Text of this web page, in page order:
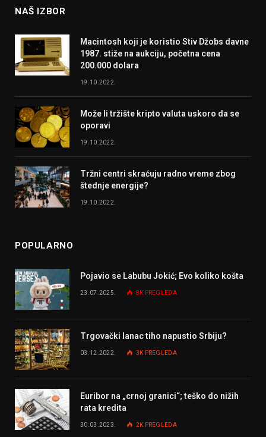
NAŠ IZBOR
Macintosh koji je koristio Stiv Džobs davne
1987. stiže na aukciju, početna cena
200.000 dolara
19.10.2022.
Može li tržište kripto valuta uskoro da se
oporavi
19.10.2022.
Tržni centri skraćuju radno vreme zbog
štednje energije?
19.10.2022.
POPULARNO
Pojavio se Labubu Jokić; Evo koliko košta
23.07.2025. 8K PREGLEDA
Trgovački lanac tiho napustio Srbiju?
03.12.2022. 3K PREGLEDA
Euribor na „crnoj granici“; teško do nižih
rata kredita
30.03.2023. 2K PREGLEDA